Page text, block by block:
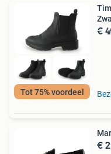
Tot 75% voordeel
€
€